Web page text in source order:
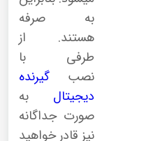
به صرفه
هستند. از
طرفی با
نصب گیرنده
دیجیتال به
صورت جداگانه
نیز قادر خواهید